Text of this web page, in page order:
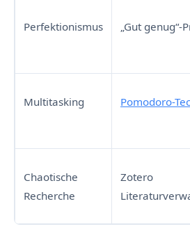
Perfektionismus „Gut genug“-
Multitasking Pomodoro-
Chaotische
Recherche
Zotero